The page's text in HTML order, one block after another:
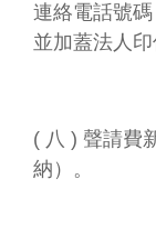
連絡電話號
並加蓋法人
( 八 ) 聲請費
納）。